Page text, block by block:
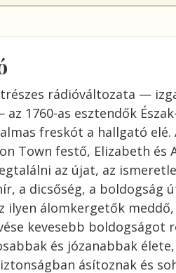
rádióváltozata —
1760-as esztendők
freskót a hallgató elé.
Town festő, Elizabeth és
az újat, az
a dicsőség, a boldogság
ilyen álomkergetők meddő,
kevesebb boldogságot
és józanabbak
ásítoznak és